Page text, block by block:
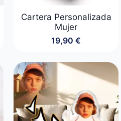
Cartera Personalizada
Mujer
19,90 €